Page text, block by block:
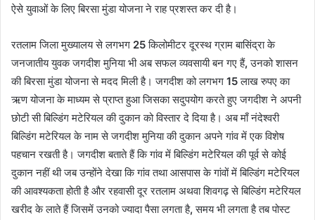
ऐसे युवाओं के लिए बिरसा मुंडा योजना ने राह प्रशस्त कर दी है।
रतलाम जिला मुख्यालय से लगभग 25किलोमीटर दूरस्थ ग्राम बासिंद्रा के
जनजातीय युवक जगदीश मुनिया भी अब सफल व्यवसायी बन गए हैं,उनको शासन
की बिरसा मुंडा योजना से मदद मिली है। जगदीश को लगभग 15लाख रुपए का
ऋण योजना के माध्यम से प्राप्त हुआ जिसका सदुपयोग करते हुए जगदीश ने अपनी
छोटी सी बिल्डिंग मटेरियल की दुकान को विस्तार दे दिया है। अब माँ नंदेश्वरी
बिल्डिंग मटेरियल के नाम से जगदीश मुनिया की दुकान अपने गांव में एक विशेष
पहचान रखती है। जगदीश बताते हैं कि गांव में बिल्डिंग मटेरियल की पूर्व से कोई
दुकान नहीं थी जब उन्होंने देखा कि गांव तथा आसपास के गांवों में बिल्डिंग मटेरियल
की आवश्यकता होती है और रहवासी दूर रतलाम अथवा शिवगढ़ से बिल्डिंग मटेरियल
खरीद के लाते हैं जिसमें उनको ज्यादा पैसा लगता है,समय भी लगता है तब पोस्ट